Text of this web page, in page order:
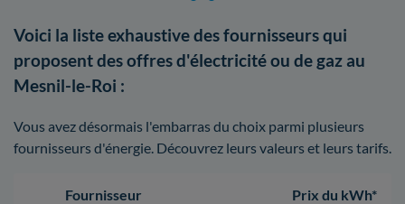
Voici la liste exhaustive des fournisseurs qui
proposent des offres d'électricité ou de gaz au
Mesnil-le-Roi :
Vous avez désormais l'embarras du choix parmi plusieurs
fournisseurs d'énergie. Découvrez leurs valeurs et leurs tarifs.
Fournisseur Prix du kWh*